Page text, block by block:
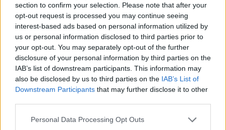
section to confirm your selection. Please note that after your
opt-out request is processed you may continue seeing
interest-based ads based on personal information utilized by
us or personal information disclosed to third parties prior to
your opt-out. You may separately opt-out of the further
disclosure of your personal information by third parties on the
IAB’s list of downstream participants. This information may
also be disclosed by us to third parties on the IAB’s List of
Downstream Participants that may further disclose it to other
Personal Data Processing Opt Outs
«Με μεγάλη χαρά αλλά και τιμή, παρουσιάζουμε
την οπτική ταυτότητα που θα συνοδεύσει το
πρόγραμμα του 46ου Φεστιβάλ Ταινιών Μικρού
Μήκους Δράμας (DISFF), συμπληρώνοντας έτσι τη
σχεδιαστική τριλογία που είχαμε ανακοινώσει το
2021, όταν και αναλάβαμε αρχικά να
επανασχεδιάσουμε την νέα οπτική ταυτότητα του